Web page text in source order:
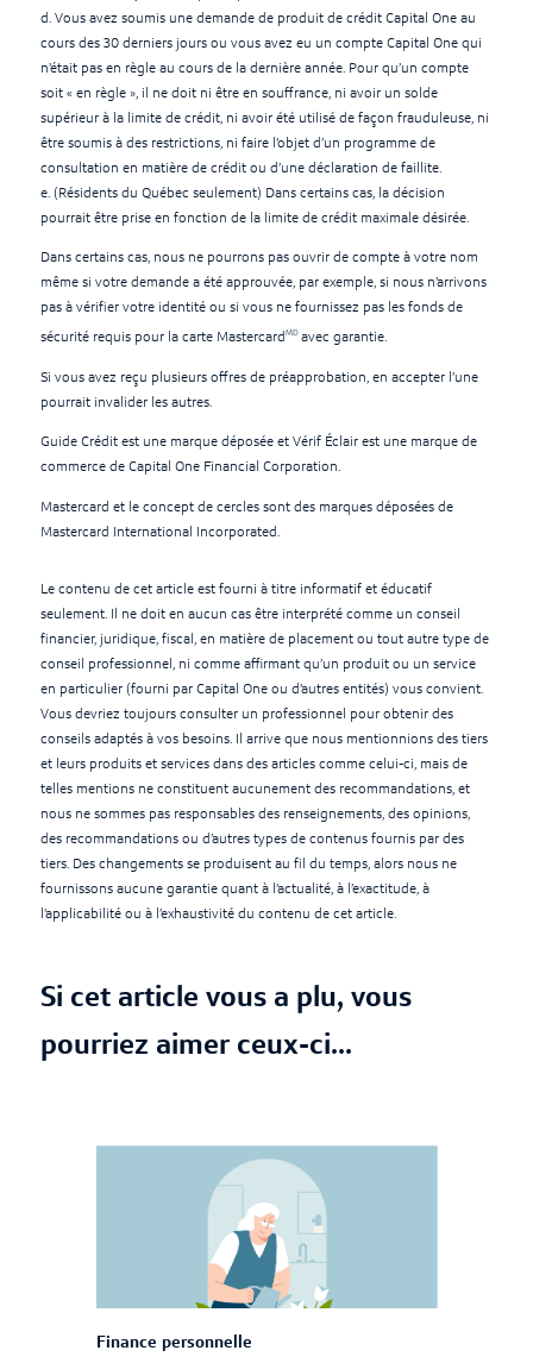
d. Vous avez soumis une demande de produit de crédit Capital One au
cours des 30 derniers jours ou vous avez eu un compte Capital One qui
n’était pas en règle au cours de la dernière année. Pour qu’un compte
soit « en règle », il ne doit ni être en souffrance, ni avoir un solde
supérieur à la limite de crédit, ni avoir été utilisé de façon frauduleuse, ni
être soumis à des restrictions, ni faire l’objet d’un programme de
consultation en matière de crédit ou d’une déclaration de faillite.
e. (Résidents du Québec seulement) Dans certains cas, la décision
pourrait être prise en fonction de la limite de crédit maximale désirée.
Dans certains cas, nous ne pourrons pas ouvrir de compte à votre nom
même si votre demande a été approuvée, par exemple, si nous n’arrivons
pas à vérifier votre identité ou si vous ne fournissez pas les fonds de
sécurité requis pour la carte Mastercard MD avec garantie.
Si vous avez reçu plusieurs offres de préapprobation, en accepter l’une
pourrait invalider les autres.
Guide Crédit est une marque déposée et Vérif Éclair est une marque de
commerce de Capital One Financial Corporation.
Mastercard et le concept de cercles sont des marques déposées de
Mastercard International Incorporated.
Le contenu de cet article est fourni à titre informatif et éducatif
seulement. Il ne doit en aucun cas être interprété comme un conseil
financier, juridique, fiscal, en matière de placement ou tout autre type de
conseil professionnel, ni comme affirmant qu’un produit ou un service
en particulier (fourni par Capital One ou d’autres entités) vous convient.
Vous devriez toujours consulter un professionnel pour obtenir des
conseils adaptés à vos besoins. Il arrive que nous mentionnions des tiers
et leurs produits et services dans des articles comme celui-ci, mais de
telles mentions ne constituent aucunement des recommandations, et
nous ne sommes pas responsables des renseignements, des opinions,
des recommandations ou d’autres types de contenus fournis par des
tiers. Des changements se produisent au fil du temps, alors nous ne
fournissons aucune garantie quant à l’actualité, à l’exactitude, à
l’applicabilité ou à l’exhaustivité du contenu de cet article.
Si cet article vous a plu, vous
pourriez aimer ceux-ci...
Finance personnelle